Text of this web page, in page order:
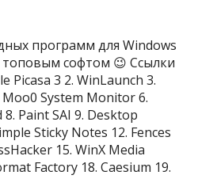
программ для Windows
софтом 😉 Ссылки
Picasa 3 2. WinLaunch 3.
System Monitor 6.
Paint SAI 9. Desktop
Sticky Notes 12. Fences
15. WinX Media
Factory 18. Caesium 19.